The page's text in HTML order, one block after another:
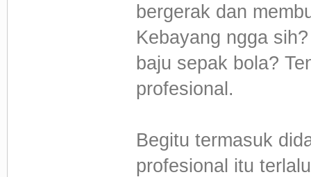
bergerak dan
Kebayang ngga
baju sepak bola?
profesional.
Begitu termasuk
profesional itu